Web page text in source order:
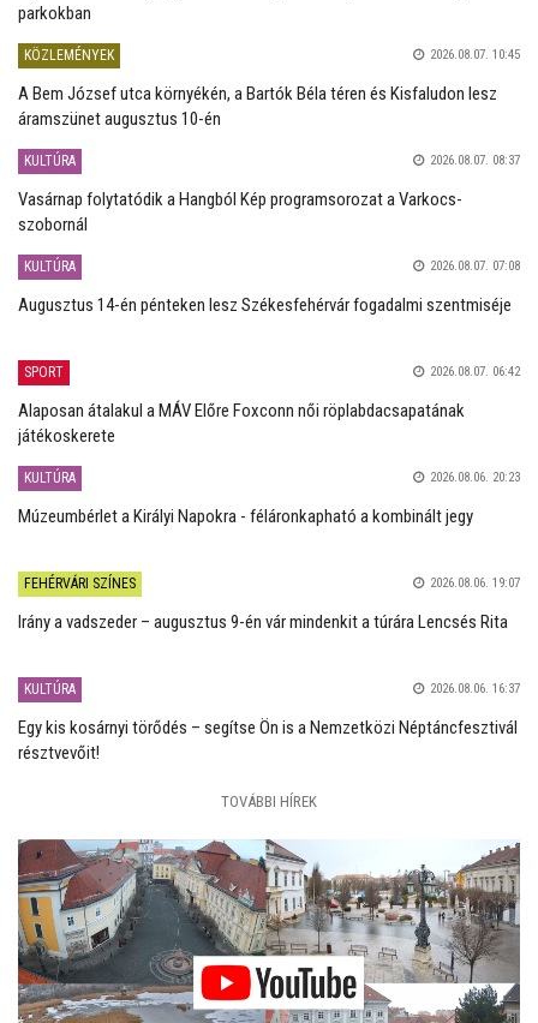
parkokban
KÖZLEMÉNYEK 2026.08.07. 10:45
A Bem József utca környékén, a Bartók Béla téren és Kisfaludon lesz
áramszünet augusztus 10-én
KULTÚRA 2026.08.07. 08:37
Vasárnap folytatódik a Hangból Kép programsorozat a Varkocs-
szobornál
KULTÚRA 2026.08.07. 07:08
Augusztus 14-én pénteken lesz Székesfehérvár fogadalmi szentmiséje
SPORT 2026.08.07. 06:42
Alaposan átalakul a MÁV Előre Foxconn női röplabdacsapatának
játékoskerete
KULTÚRA 2026.08.06. 20:23
Múzeumbérlet a Királyi Napokra - féláronkapható a kombinált jegy
FEHÉRVÁRI SZÍNES 2026.08.06. 19:07
Irány a vadszeder – augusztus 9-én vár mindenkit a túrára Lencsés Rita
KULTÚRA 2026.08.06. 16:37
Egy kis kosárnyi törődés – segítse Ön is a Nemzetközi Néptáncfesztivál
résztvevőit!
TOVÁBBI HÍREK